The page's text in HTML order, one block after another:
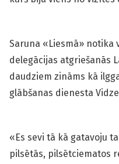
Saruna «Liesmā» notika
delegācijas atgriešanās
daudziem zināms kā
glābšanas dienesta
«Es sevi tā kā gatavoju
pilsētās, pilsētciematos